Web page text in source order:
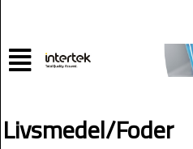
Livsmedel/Foder